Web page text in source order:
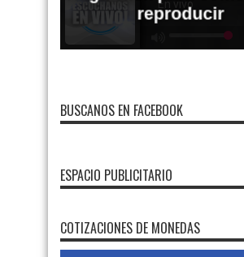
BUSCANOS EN FACEBOOK
ESPACIO PUBLICITARIO
COTIZACIONES DE MONEDAS